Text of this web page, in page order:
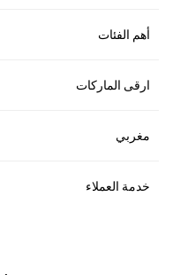
أهم الفئات
ارقى الماركات
مغربي
خدمة العملاء